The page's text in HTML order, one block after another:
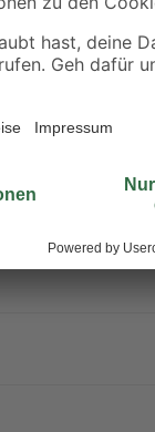
Augenschäden.
Behälter nur